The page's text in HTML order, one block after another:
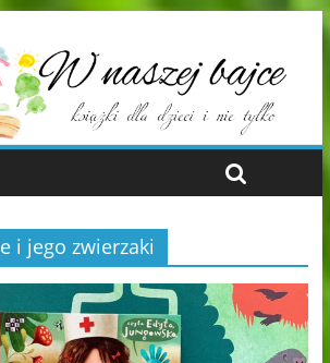
i jego zwierzaki